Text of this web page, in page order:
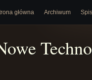
główna Archiwum